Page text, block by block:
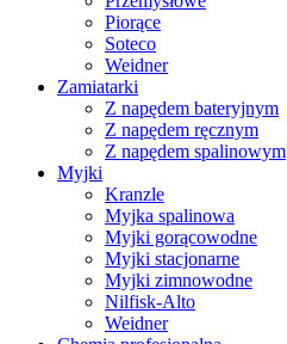
Piorące
Soteco
Weidner
Zamiatarki
Z napędem bateryjnym
Z napędem ręcznym
Z napędem spalinowym
Myjki
Kranzle
Myjka spalinowa
Myjki gorącowodne
Myjki stacjonarne
Myjki zimnowodne
Nilfisk-Alto
Weidner